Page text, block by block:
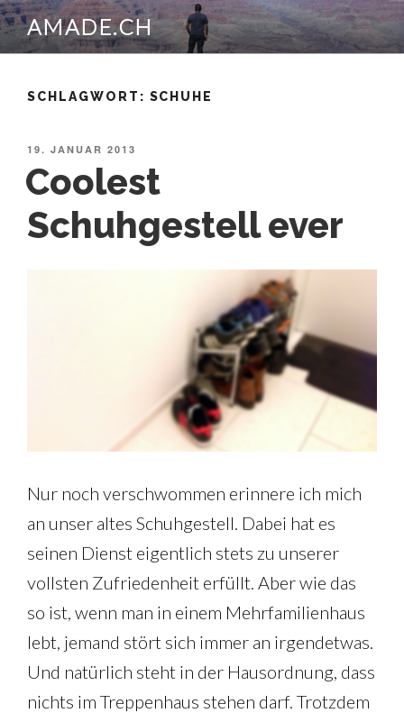
Zum
Inhalt
springen
AMADE.CH
SCHLAGWORT: SCHUHE
VERÖFFENTLICHT
19. JANUAR 2013
Coolest
Schuhgestell ever
Nur noch verschwommen erinnere ich mich
an unser altes Schuhgestell. Dabei hat es
seinen Dienst eigentlich stets zu unserer
vollsten Zufriedenheit erfüllt. Aber wie das
so ist, wenn man in einem Mehrfamilienhaus
lebt, jemand stört sich immer an irgendetwas.
Und natürlich steht in der Hausordnung, dass
nichts im Treppenhaus stehen darf. Trotzdem